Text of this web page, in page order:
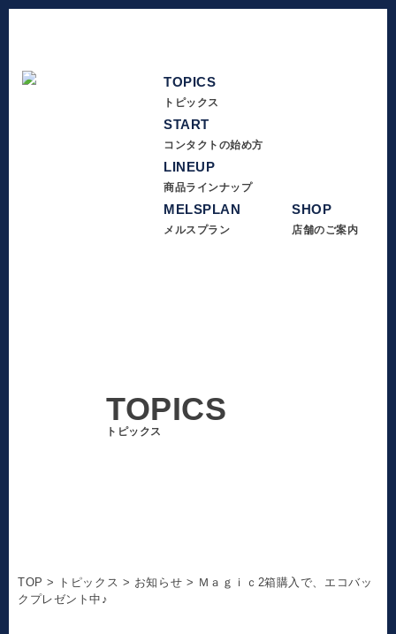
TOPICS
トピックス
START
コンタクトの始め方
LINEUP
商品ラインナップ
MELSPLAN
メルスプラン
SHOP
店舗のご案内
TOPICS
トピックス
TOP > トピックス > お知らせ > Ｍａｇｉｃ2箱購入で、エコバッ
クプレゼント中♪